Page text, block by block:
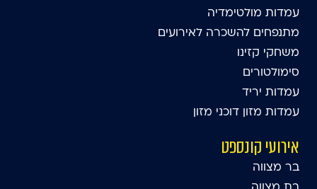
עמדות מולטימדיה
מתנפחים להשכרה לאירועים
משחקי קזינו
סימולטורים
עמדות יריד
עמדות מזון דוכני מזון
אירועי קונספט
בר מצווה